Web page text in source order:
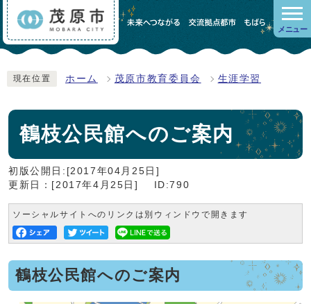
メニュー
現在位置 ホーム 茂原市教育委員会 生涯学習
鶴枝公民館へのご案内
初版公開日:[2017年04月25日]
更新日：[2017年4月25日]
ID:790
ソーシャルサイトへのリンクは別ウィンドウで開きます
鶴枝公民館へのご案内